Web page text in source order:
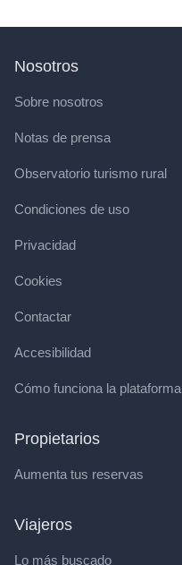
Nosotros
Sobre nosotros
Notas de prensa
Observatorio turismo rural
Condiciones de uso
Privacidad
Cookies
Contactar
Accesibilidad
Cómo funciona la plataforma
Propietarios
Aumenta tus reservas
Viajeros
Lo más buscado